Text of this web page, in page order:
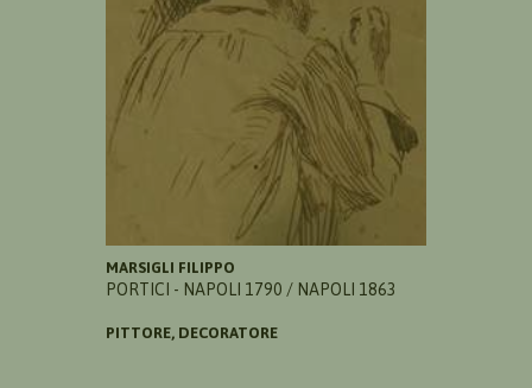
MARSIGLI FILIPPO
PORTICI - NAPOLI 1790 / NAPOLI 1863
PITTORE, DECORATORE